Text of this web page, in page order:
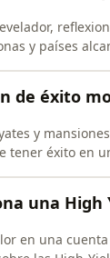
y países
de éxito
y
tener éxito en
una High
en una